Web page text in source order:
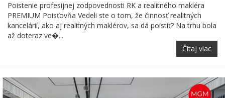
Poistenie profesijnej zodpovednosti RK a realitného makléra
PREMIUM Poisťovňa Vedeli ste o tom, že činnosť realitných
kancelárií, ako aj realitných maklérov, sa dá poistiť? Na trhu bola
až doteraz ve�...
Čítaj viac